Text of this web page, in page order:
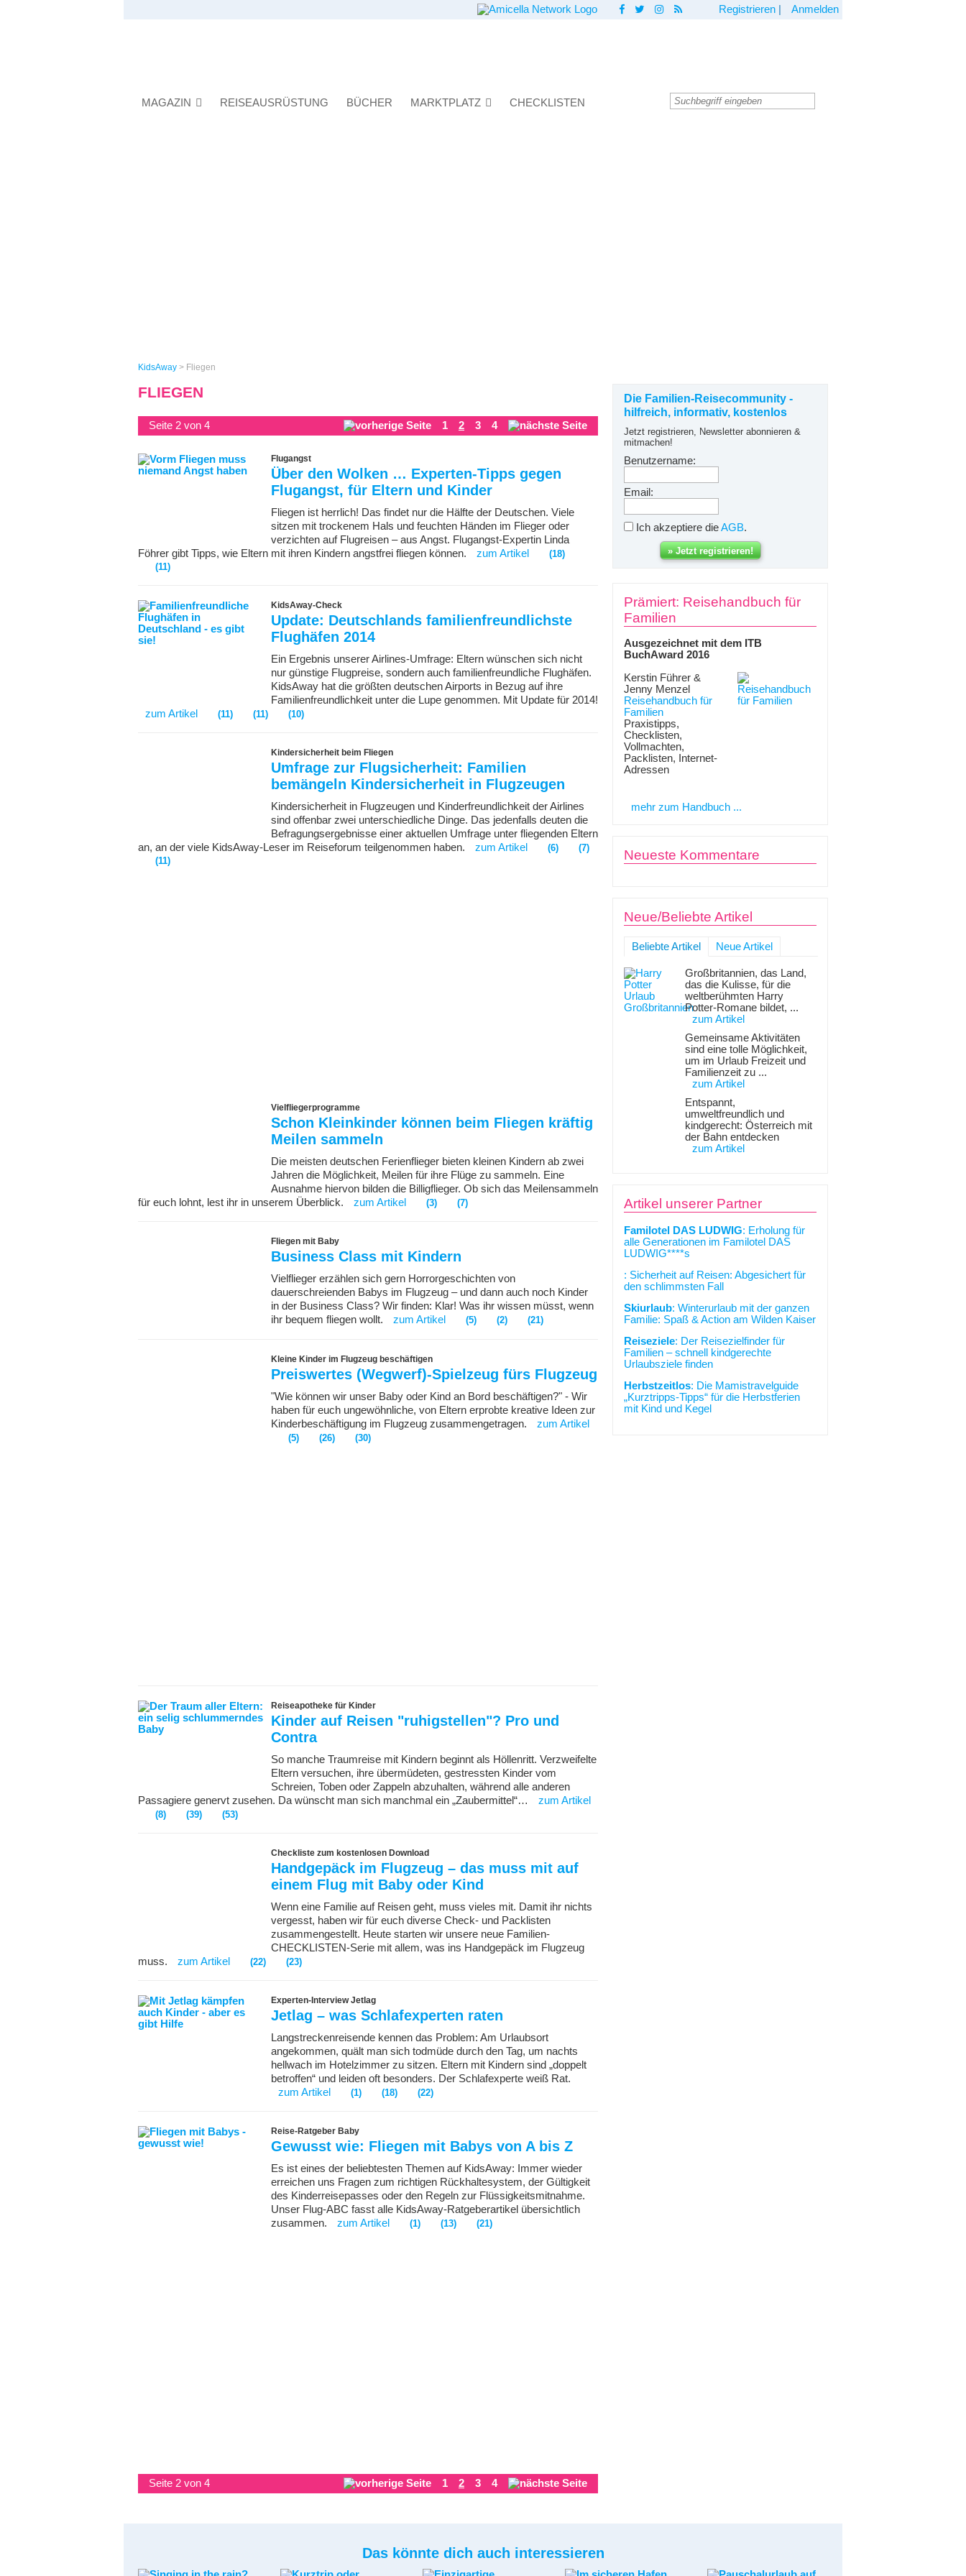
Registrieren Anmelden
MAGAZIN REISEAUSRÜSTUNG BÜCHER MARKTPLATZ CHECKLISTEN
KidsAway > Fliegen
FLIEGEN
Seite 2 von 4 1 2 3 4
Flugangst
Über den Wolken … Experten-Tipps gegen
Flugangst, für Eltern und Kinder
Fliegen ist herrlich! Das findet nur die Hälfte der Deutschen. Viele
sitzen mit trockenem Hals und feuchten Händen im Flieger oder
verzichten auf Flugreisen – aus Angst. Flugangst-Expertin Linda
Föhrer gibt Tipps, wie Eltern mit ihren Kindern angstfrei fliegen können.
zum Artikel
(18)
(11)
KidsAway-Check
Update: Deutschlands familienfreundlichste
Flughäfen 2014
Ein Ergebnis unserer Airlines-Umfrage: Eltern wünschen sich nicht
nur günstige Flugpreise, sondern auch familienfreundliche Flughäfen.
KidsAway hat die größten deutschen Airports in Bezug auf ihre
Familienfreundlichkeit unter die Lupe genommen. Mit Update für 2014!
zum Artikel
(11) (11) (10)
Kindersicherheit beim Fliegen
Umfrage zur Flugsicherheit: Familien
bemängeln Kindersicherheit in Flugzeugen
Kindersicherheit in Flugzeugen und Kinderfreundlichkeit der Airlines
sind offenbar zwei unterschiedliche Dinge. Das jedenfalls deuten die
Befragungsergebnisse einer aktuellen Umfrage unter fliegenden Eltern
an, an der viele KidsAway-Leser im Reiseforum teilgenommen haben.
zum Artikel (6)
(7)
(11)
Vielfliegerprogramme
Schon Kleinkinder können beim Fliegen kräftig
Meilen sammeln
Die meisten deutschen Ferienflieger bieten kleinen Kindern ab zwei
Jahren die Möglichkeit, Meilen für ihre Flüge zu sammeln. Eine
Ausnahme hiervon bilden die Billigflieger. Ob sich das Meilensammeln
für euch lohnt, lest ihr in unserem Überblick.
zum Artikel (3) (7)
Fliegen mit Baby
Business Class mit Kindern
Vielflieger erzählen sich gern Horrorgeschichten von
dauerschreienden Babys im Flugzeug – und dann auch noch Kinder
in der Business Class? Wir finden: Klar! Was ihr wissen müsst, wenn
ihr bequem fliegen wollt.
zum Artikel (5) (2) (21)
Kleine Kinder im Flugzeug beschäftigen
Preiswertes (Wegwerf)-Spielzeug fürs Flugzeug
"Wie können wir unser Baby oder Kind an Bord beschäftigen?" - Wir
haben für euch ungewöhnliche, von Eltern erprobte kreative Ideen zur
Kinderbeschäftigung im Flugzeug zusammengetragen.
zum Artikel
(5) (26) (30)
Reiseapotheke für Kinder
Kinder auf Reisen "ruhigstellen"? Pro und
Contra
So manche Traumreise mit Kindern beginnt als Höllenritt. Verzweifelte
Eltern versuchen, ihre übermüdeten, gestressten Kinder vom
Schreien, Toben oder Zappeln abzuhalten, während alle anderen
Passagiere genervt zusehen. Da wünscht man sich manchmal ein „Zaubermittel“…
zum Artikel
(8) (39) (53)
Checkliste zum kostenlosen Download
Handgepäck im Flugzeug – das muss mit auf
einem Flug mit Baby oder Kind
Wenn eine Familie auf Reisen geht, muss vieles mit. Damit ihr nichts
vergesst, haben wir für euch diverse Check- und Packlisten
zusammengestellt. Heute starten wir unsere neue Familien-
CHECKLISTEN-Serie mit allem, was ins Handgepäck im Flugzeug
muss.
zum Artikel (22) (23)
Experten-Interview Jetlag
Jetlag – was Schlafexperten raten
Langstreckenreisende kennen das Problem: Am Urlaubsort
angekommen, quält man sich todmüde durch den Tag, um nachts
hellwach im Hotelzimmer zu sitzen. Eltern mit Kindern sind „doppelt
betroffen“ und leiden oft besonders. Der Schlafexperte weiß Rat.
zum Artikel
(1) (18) (22)
Reise-Ratgeber Baby
Gewusst wie: Fliegen mit Babys von A bis Z
Es ist eines der beliebtesten Themen auf KidsAway: Immer wieder
erreichen uns Fragen zum richtigen Rückhaltesystem, der Gültigkeit
des Kinderreisepasses oder den Regeln zur Flüssigkeitsmitnahme.
Unser Flug-ABC fasst alle KidsAway-Ratgeberartikel übersichtlich
zusammen.
zum Artikel (1) (13) (21)
Seite 2 von 4 1 2 3 4
Die Familien-Reisecommunity -
hilfreich, informativ, kostenlos
Jetzt registrieren, Newsletter abonnieren &
mitmachen!
Benutzername:
Email:
Ich akzeptiere dieAGB.
Prämiert: Reisehandbuch für
Familien
Ausgezeichnet mit dem ITB
BuchAward 2016
Kerstin Führer &
Jenny Menzel
Reisehandbuch für
Familien
Praxistipps,
Checklisten,
Vollmachten,
Packlisten, Internet-
Adressen
mehr zum Handbuch ...
Neueste Kommentare
Neue/Beliebte Artikel
Beliebte Artikel Neue Artikel
Großbritannien, das Land,
das die Kulisse, für die
weltberühmten Harry
Potter-Romane bildet, ...
zum Artikel
Gemeinsame Aktivitäten
sind eine tolle Möglichkeit,
um im Urlaub Freizeit und
Familienzeit zu ...
zum Artikel
Entspannt,
umweltfreundlich und
kindgerecht: Österreich mit
der Bahn entdecken
zum Artikel
Artikel unserer Partner
Familotel DAS LUDWIG: Erholung für
alle Generationen im Familotel DAS
LUDWIG****s
: Sicherheit auf Reisen: Abgesichert für
den schlimmsten Fall
Skiurlaub: Winterurlaub mit der ganzen
Familie: Spaß & Action am Wilden Kaiser
Reiseziele: Der Reisezielfinder für
Familien – schnell kindgerechte
Urlaubsziele finden
Herbstzeitlos: Die Mamistravelguide
„Kurztripps-Tipps“ für die Herbstferien
mit Kind und Kegel
Das könnte dich auch interessieren